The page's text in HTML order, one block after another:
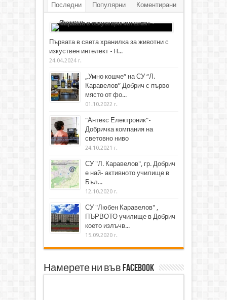
Последни Популярни Коментирани
Първата в света хранилка за животни с
изкуствен интелект - H...
24.04.2024 г.
„Умно кошче“ на СУ “Л.
Каравелов” Добрич с първо
място от фо...
01.10.2022 г.
"Антекс Електроник"-
Добричка компания на
световно ниво
24.10.2021 г.
СУ "Л. Каравелов", гр. Добрич
е най- активното училище в
Бъл...
12.10.2020 г.
СУ "Любен Каравелов" ,
ПЪРВОТО училище в Добрич
което излъчв...
15.09.2020 г.
Намерете ни във Facebook